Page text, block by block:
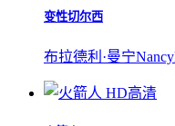
变性切尔西
布拉德利·曼宁
HD高清